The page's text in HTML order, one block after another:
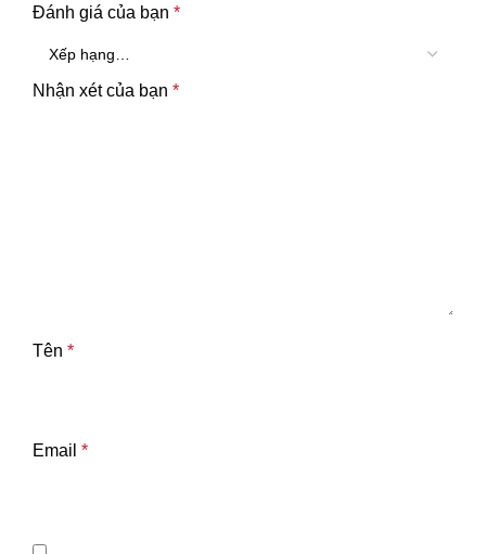
Đánh giá của bạn *
Nhận xét của bạn *
Tên *
Email *